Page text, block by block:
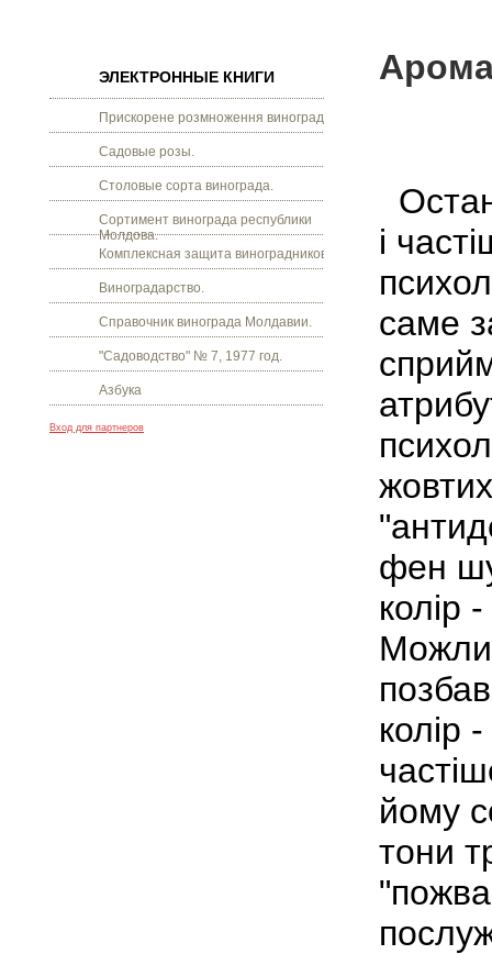
ЭЛЕКТРОННЫЕ КНИГИ
Прискорене розмноження винограду.
Садовые розы.
Столовые сорта винограда.
Сортимент винограда республики
Молдова.
Комплексная защита виноградников.
Виноградарство.
Справочник винограда Молдавии.
"Садоводство" № 7, 1977 год.
Азбука
Вход для партнеров
і
саме
фен
колір
колір
йому
тони